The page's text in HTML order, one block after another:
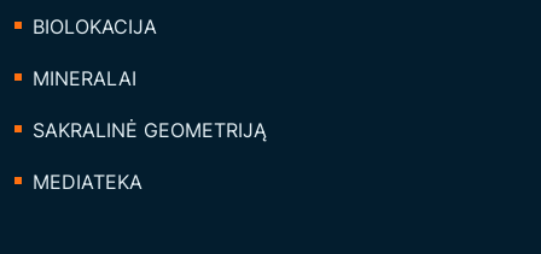
BIOLOKACIJA
MINERALAI
SAKRALINĖ GEOMETRIJĄ
MEDIATEKA